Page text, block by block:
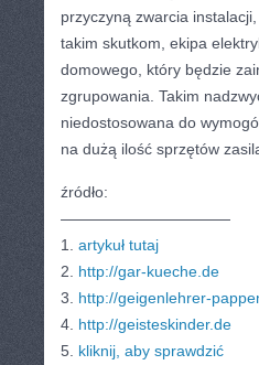
przyczyną zwarcia
takim skutkom, ekipa
domowego, który będzie
zgrupowania. Takim
niedostosowana do
na dużą ilość sprzętów
źródło:
———————————
1. artykuł tutaj
2. http://gar-kueche.de
3. http://geigenlehrer-
4. http://geisteskinder.de
5. kliknij, aby sprawdzić